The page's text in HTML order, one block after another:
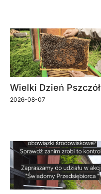
Wielki Dzień Pszczół
2026-08-07